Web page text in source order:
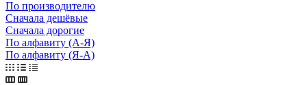
По производителю
Сначала дешёвые
Сначала дорогие
По алфавиту (А-Я)
По алфавиту (Я-А)